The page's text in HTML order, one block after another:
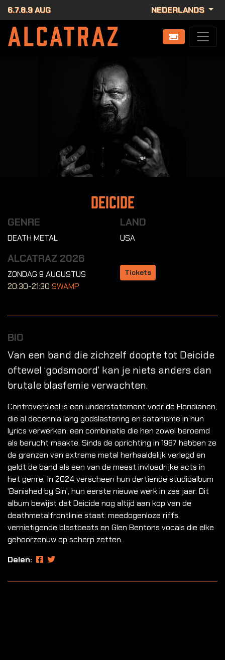
6.7.8.9 AUG NEDERLANDS
Deicide
GENRE
DEATH METAL
LAND
USA
ALCATRAZ 2026
ZONDAG 9 AUGUSTUS
20:30-21:30 SWAMP
Tickets
BIO
Van een band die zichzelf doopte tot Deicide
oftewel ‘godsmoord’ kan je niets anders dan
brutale blasfemie verwachten.
Controversieel is een understatement voor de Floridianen,
die al decennia lang godslastering en satanisme in hun
lyrics verwerken; een combinatie die hen zowel beroemd
als berucht maakte. Sinds de oprichting in 1987 hebben ze
de grenzen van extreme metal herhaaldelijk verlegd en
geldt de band als een van de meest invloedrijke acts in
het genre. In 2024 verscheen hun dertiende studioalbum
'Banished by Sin', hun eerste nieuwe werk in zes jaar. Dit
album bewijst dat Deicide nog altijd aan kop van de
deathmetalfrontlinie staat: meedogenloze riffs,
vernietigende blastbeats en Glen Bentons vocals die elke
gehoorzenuw op scherp zetten.
Delen: